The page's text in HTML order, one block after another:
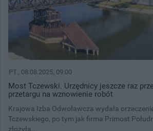
PT. , 08.08.2025, 09:00
Most Tczewski. Urzędnicy jeszcze raz
przetargu na wznowienie robót
Krajowa Izba Odwoławcza wydała
Tczewskiego, po tym jak firma Primost
złożyła...